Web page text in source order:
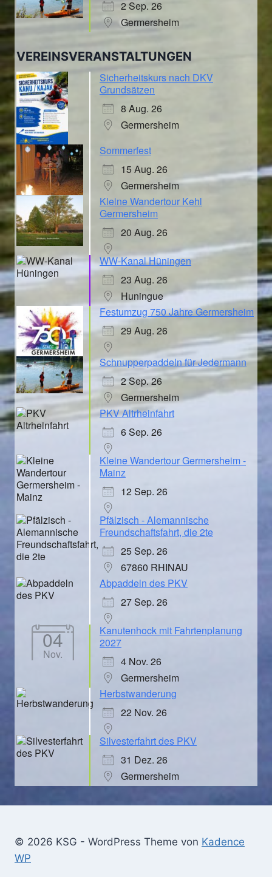
2 Sep. 26
Germersheim
VEREINSVERANSTALTUNGEN
Sicherheitskurs nach DKV
Grundsätzen
8 Aug. 26
Germersheim
Sommerfest
15 Aug. 26
Germersheim
Kleine Wandertour Kehl
Germersheim
20 Aug. 26
WW-Kanal Hüningen
23 Aug. 26
Huningue
Festumzug 750 Jahre Germersheim
29 Aug. 26
Schnupperpaddeln für Jedermann
2 Sep. 26
Germersheim
PKV Altrheinfahrt
6 Sep. 26
Kleine Wandertour Germersheim -
Mainz
12 Sep. 26
Pfälzisch - Alemannische
Freundschaftsfahrt, die 2te
25 Sep. 26
67860 RHINAU
Abpaddeln des PKV
27 Sep. 26
04
Nov.
Kanutenhock mit Fahrtenplanung
2027
4 Nov. 26
Germersheim
Herbstwanderung
22 Nov. 26
Silvesterfahrt des PKV
31 Dez. 26
Germersheim
© 2026 KSG - WordPress Theme von Kadence
WP